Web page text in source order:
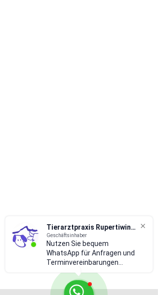
Tierarztpraxis Rupertiwinkel
Geschäftsinhaber
Nutzen Sie bequem
WhatsApp für Anfragen und
Terminvereinbarungen...